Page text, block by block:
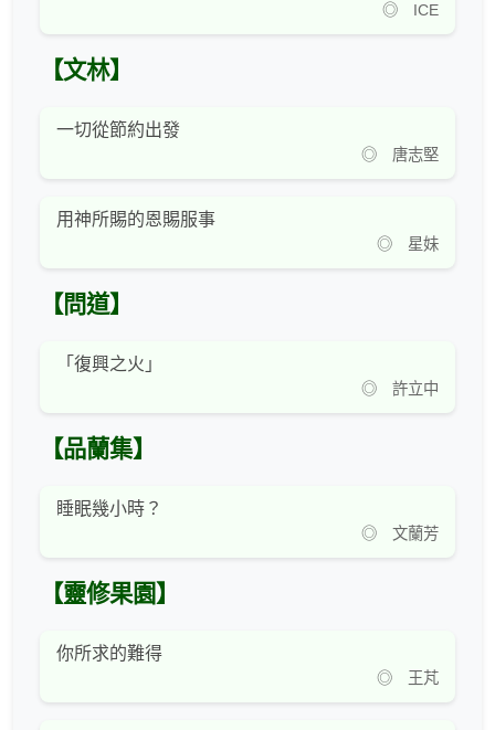
◎ ICE
【文林】
一切從節約出發
◎ 唐志堅
用神所賜的恩賜服事
◎ 星妹
【問道】
「復興之火」
◎ 許立中
【品蘭集】
睡眠幾小時？
◎ 文蘭芳
【靈修果園】
你所求的難得
◎ 王芃